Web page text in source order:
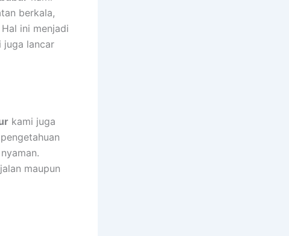
berkala,
ini menjadi
juga lancar
kami juga
maupun